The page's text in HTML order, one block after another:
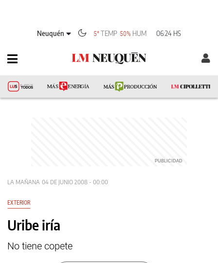
Neuquén 5° TEMP 50% HUM 06:24 HS
LA MAÑANA 04 DE JUNIO 2008 - 00:00
EXTERIOR
Uribe iría
No tiene copete